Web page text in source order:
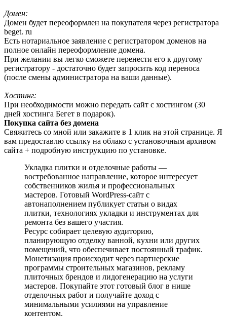
Домен:
Домен будет переоформлен на покупателя через регистратора
beget. ru
Есть нотариальное заявление с регистратором доменов на
полное онлайн переоформление домена.
При желании вы легко сможете перенести его к другому
регистратору - достаточно будет запросить код переноса
(после смены администратора на ваши данные).
Хостинг:
При необходимости можно передать сайт с хостингом (30
дней хостинга Бегет в подарок).
Покупка сайта без домена
Свяжитесь со мной или закажите в 1 клик на этой странице. Я
вам предоставлю ссылку на облако с установочным архивом
сайта + подробную инструкцию по установке.
Укладка плитки и отделочные работы —
востребованное направление, которое интересует
собственников жилья и профессиональных
мастеров. Готовый WordPress-сайт с
автонаполнением публикует статьи о видах
плитки, технологиях укладки и инструментах для
ремонта без вашего участия.
Ресурс собирает целевую аудиторию,
планирующую отделку ванной, кухни или других
помещений, что обеспечивает постоянный трафик.
Монетизация происходит через партнерские
программы строительных магазинов, рекламу
плиточных брендов и лидогенерацию на услуги
мастеров. Покупайте этот готовый блог в нише
отделочных работ и получайте доход с
минимальными усилиями на управление
контентом.